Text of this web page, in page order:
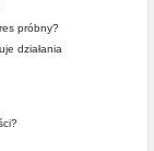
próbny?
działania